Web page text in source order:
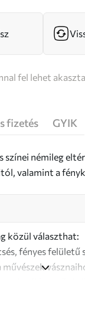
fel lehet
fizetés GYIK
színei némileg
valamint a
közül választhat:
fényes
művészek